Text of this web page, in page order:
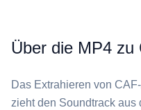
Über die MP4 zu
Das Extrahieren von
zieht den Soundtrack aus